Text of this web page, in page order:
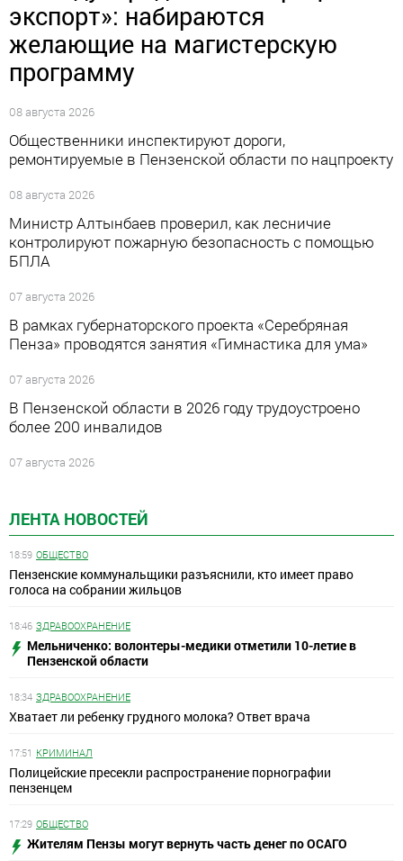
ЛЕНТА НОВОСТЕЙ
18:59 ОБЩЕСТВО
Пензенские коммунальщики разъяснили, кто имеет право
голоса на собрании жильцов
18:46 ЗДРАВООХРАНЕНИЕ
Мельниченко: волонтеры-медики отметили 10-летие в
Пензенской области
18:34 ЗДРАВООХРАНЕНИЕ
Хватает ли ребенку грудного молока? Ответ врача
17:51 КРИМИНАЛ
Полицейские пресекли распространение порнографии
пензенцем
17:29 ОБЩЕСТВО
Жителям Пензы могут вернуть часть денег по ОСАГО
экспорт»: набираются
желающие на магистерскую
программу
08 августа 2026
Общественники инспектируют дороги,
ремонтируемые в Пензенской области по нацпроекту
08 августа 2026
Министр Алтынбаев проверил, как лесничие
контролируют пожарную безопасность с помощью
БПЛА
07 августа 2026
В рамках губернаторского проекта «Серебряная
Пенза» проводятся занятия «Гимнастика для ума»
07 августа 2026
В Пензенской области в 2026 году трудоустроено
более 200 инвалидов
07 августа 2026